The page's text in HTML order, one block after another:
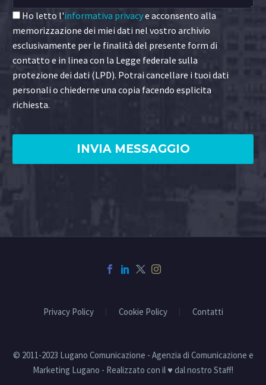
Ho letto l'informativa privacye acconsento alla
memorizzazione dei miei dati nel vostro archivio
esclusivamente per le finalità del presente form di
contatto e in linea con la Legge federale sulla
protezione dei dati (LPD). Potrai cancellare i tuoi dati
personali o chiederne una copia facendo esplicita
richiesta.
Privacy Policy Cookie Policy Contatti
© 2011-2023 Lugano Comunicazione - Agenzia di Comunicazione e
Marketing Lugano - Realizzato con il ♥ dal nostro Staff!